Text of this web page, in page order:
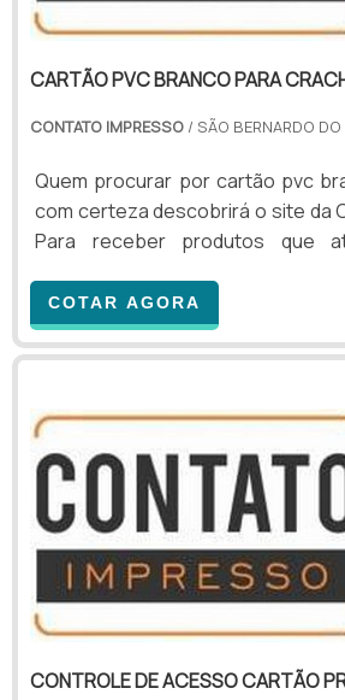
CARTÃO PVC BRANCO PARA
CONTATO IMPRESSO / SÃO BERNARDO
Quem procurar por cartão pvc
com certeza descobrirá o site da
Para receber produtos que
organização que se destaque
pré-venda e tenha ampla
INFORMAÇÕES SOBRE CARTÃO
para crachá em uma empresa
até a Contato Impresso. É po...
COTAR AGORA
CONTROLE DE ACESSO CARTÃO